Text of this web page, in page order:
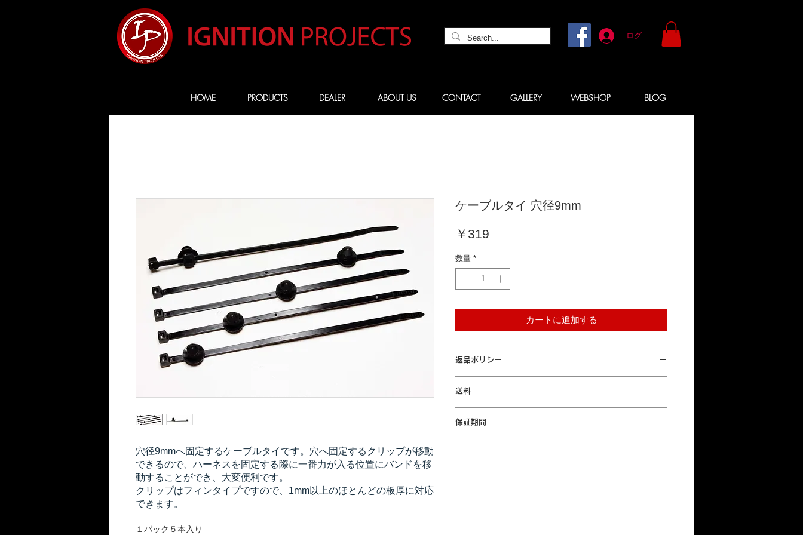
ログイン
HOME PRODUCTS DEALER ABOUT US CONTACT GALLERY WEBSHOP BLOG
穴径9mmへ固定するケーブルタイです。穴へ固定するクリップが移動
できるので、ハーネスを固定する際に一番力が入る位置にバンドを移
動することができ、大変便利です。
クリップはフィンタイプですので、1mm以上のほとんどの板厚に対応
できます。
１パック５本入り
ケーブルタイ 穴径9mm
￥319
数量 *
カートに追加する
返品ポリシー
ん。ご了承ください。
送料
保証期間